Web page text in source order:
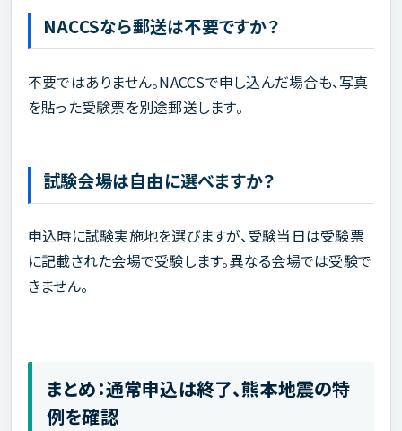
NACCSなら郵送は不要ですか？
不要ではありません。NACCSで申し込んだ場合も、写真
を貼った受験票を別途郵送します。
試験会場は自由に選べますか？
申込時に試験実施地を選びますが、受験当日は受験票
に記載された会場で受験します。異なる会場では受験で
きません。
まとめ：通常申込は終了、熊本地震の特
例を確認